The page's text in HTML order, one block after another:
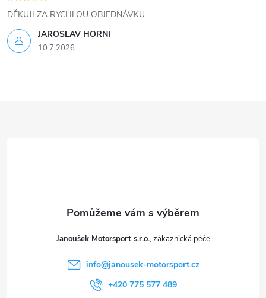
JAROSLAV HORNI
10.7.2026
DĚKUJI ZA RYCHLOU OBJEDNÁVKU
Janoušek Motorsport s.r.o.
info@janousek-motorsport.cz
+420 775 577 489